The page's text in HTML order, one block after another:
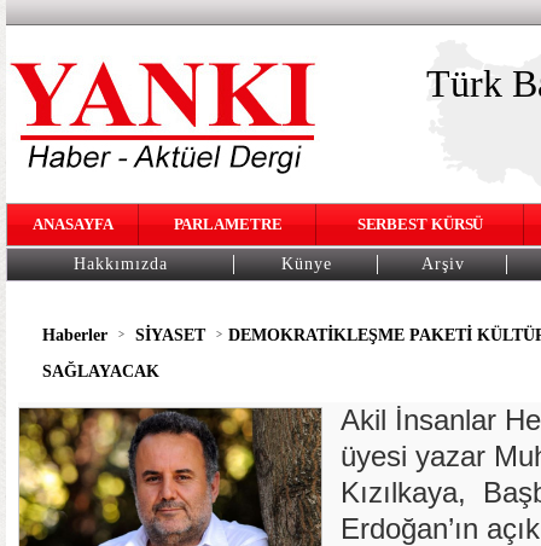
Türk
ANASAYFA PARLAMETRE SERBEST KÜRSÜ
Hakkımızda Künye Arşiv
Haberler > SİYASET > DEMOKRATİKLEŞME PAKETİ
SAĞLAYACAK
Akil İnsanlar
üyesi yazar
Kızılkaya,
Erdoğan’ın